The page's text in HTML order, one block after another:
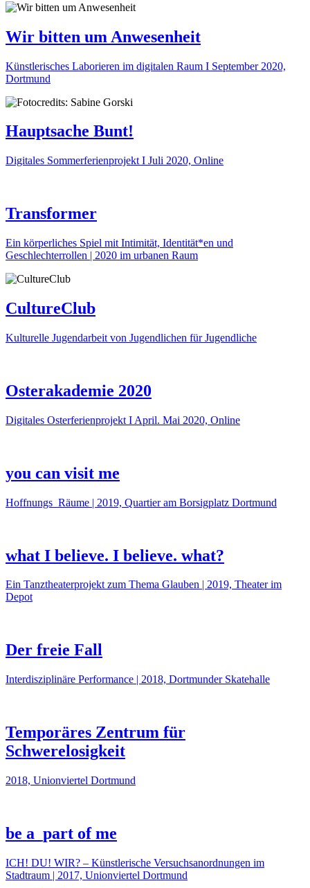
Wir bitten um Anwesenheit
Künstlerisches Laborieren im digitalen Raum I September 2020,
Dortmund
Hauptsache Bunt!
Digitales Sommerferienprojekt I Juli 2020, Online
Transformer
Ein körperliches Spiel mit Intimität, Identität*en und
Geschlechterrollen | 2020 im urbanen Raum
CultureClub
Kulturelle Jugendarbeit von Jugendlichen für Jugendliche
Osterakademie 2020
Digitales Osterferienprojekt I April. Mai 2020, Online
you can visit me
Hoffnungs_Räume | 2019, Quartier am Borsigplatz Dortmund
what I believe. I believe. what?
Ein Tanztheaterprojekt zum Thema Glauben | 2019, Theater im
Depot
Der freie Fall
Interdisziplinäre Performance | 2018, Dortmunder Skatehalle
Temporäres Zentrum für
Schwerelosigkeit
2018, Unionviertel Dortmund
be a_part of me
ICH! DU! WIR? – Künstlerische Versuchsanordnungen im
Stadtraum | 2017, Unionviertel Dortmund